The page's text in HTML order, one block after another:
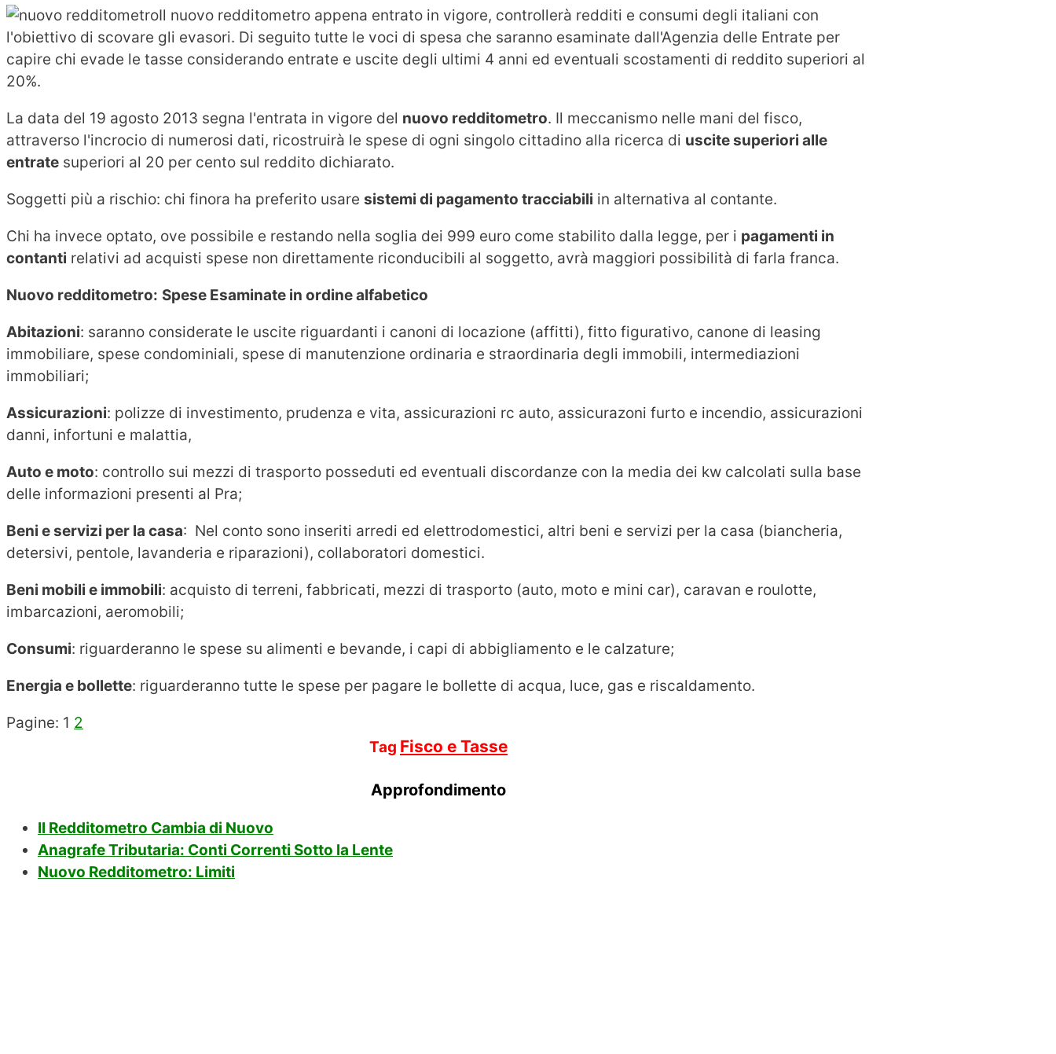
Il nuovo redditometro appena entrato in vigore, controllerà redditi e consumi degli italiani con
l'obiettivo di scovare gli evasori. Di seguito tutte le voci di spesa che saranno esaminate dall'Agenzia delle Entrate per
capire chi evade le tasse considerando entrate e uscite degli ultimi 4 anni ed eventuali scostamenti di reddito superiori al
20%.
La data del 19 agosto 2013 segna l'entrata in vigore del nuovo redditometro. Il meccanismo nelle mani del fisco,
attraverso l'incrocio di numerosi dati, ricostruirà le spese di ogni singolo cittadino alla ricerca di uscite superiori alle
entrate superiori al 20 per cento sul reddito dichiarato.
Soggetti più a rischio: chi finora ha preferito usare sistemi di pagamento tracciabili in alternativa al contante.
Chi ha invece optato, ove possibile e restando nella soglia dei 999 euro come stabilito dalla legge, per i pagamenti in
contanti relativi ad acquisti spese non direttamente riconducibili al soggetto, avrà maggiori possibilità di farla franca.
Nuovo redditometro: Spese Esaminate in ordine alfabetico
Abitazioni: saranno considerate le uscite riguardanti i canoni di locazione (affitti), fitto figurativo, canone di leasing
immobiliare, spese condominiali, spese di manutenzione ordinaria e straordinaria degli immobili, intermediazioni
immobiliari;
Assicurazioni: polizze di investimento, prudenza e vita, assicurazioni rc auto, assicurazoni furto e incendio, assicurazioni
danni, infortuni e malattia,
Auto e moto: controllo sui mezzi di trasporto posseduti ed eventuali discordanze con la media dei kw calcolati sulla base
delle informazioni presenti al Pra;
Beni e servizi per la casa: Nel conto sono inseriti arredi ed elettrodomestici, altri beni e servizi per la casa (biancheria,
detersivi, pentole, lavanderia e riparazioni), collaboratori domestici.
Beni mobili e immobili: acquisto di terreni, fabbricati, mezzi di trasporto (auto, moto e mini car), caravan e roulotte,
imbarcazioni, aeromobili;
Consumi: riguarderanno le spese su alimenti e bevande, i capi di abbigliamento e le calzature;
Energia e bollette: riguarderanno tutte le spese per pagare le bollette di acqua, luce, gas e riscaldamento.
Pagine: 1 2
Tag Fisco e Tasse
Approfondimento
Il Redditometro Cambia di Nuovo
Anagrafe Tributaria: Conti Correnti Sotto la Lente
Nuovo Redditometro: Limiti